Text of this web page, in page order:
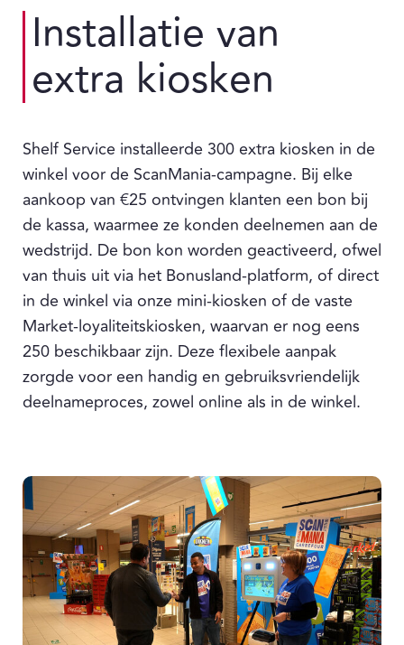
Installatie van
extra kiosken
Shelf Service installeerde 300 extra kiosken in de
winkel voor de ScanMania-campagne. Bij elke
aankoop van €25 ontvingen klanten een bon bij
de kassa, waarmee ze konden deelnemen aan de
wedstrijd. De bon kon worden geactiveerd, ofwel
van thuis uit via het Bonusland-platform, of direct
in de winkel via onze mini-kiosken of de vaste
Market-loyaliteitskiosken, waarvan er nog eens
250 beschikbaar zijn. Deze flexibele aanpak
zorgde voor een handig en gebruiksvriendelijk
deelnameproces, zowel online als in de winkel.